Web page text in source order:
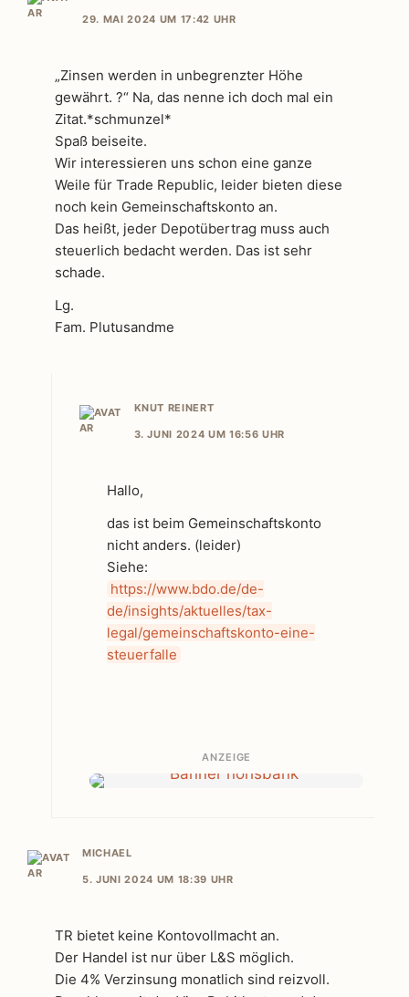
29. MAI 2024 UM 17:42 UHR
„Zinsen werden in unbegrenzter Höhe
gewährt. ?“ Na, das nenne ich doch mal ein
Zitat.*schmunzel*
Spaß beiseite.
Wir interessieren uns schon eine ganze
Weile für Trade Republic, leider bieten diese
noch kein Gemeinschaftskonto an.
Das heißt, jeder Depotübertrag muss auch
steuerlich bedacht werden. Das ist sehr
schade.
Lg.
Fam. Plutusandme
KNUT REINERT
3. JUNI 2024 UM 16:56 UHR
Hallo,
das ist beim Gemeinschaftskonto
nicht anders. (leider)
Siehe:
https://www.bdo.de/de-
de/insights/aktuelles/tax-
legal/gemeinschaftskonto-eine-
steuerfalle
ANZEIGE
MICHAEL
5. JUNI 2024 UM 18:39 UHR
TR bietet keine Kontovollmacht an.
Der Handel ist nur über L&S möglich.
Die 4% Verzinsung monatlich sind reizvoll.